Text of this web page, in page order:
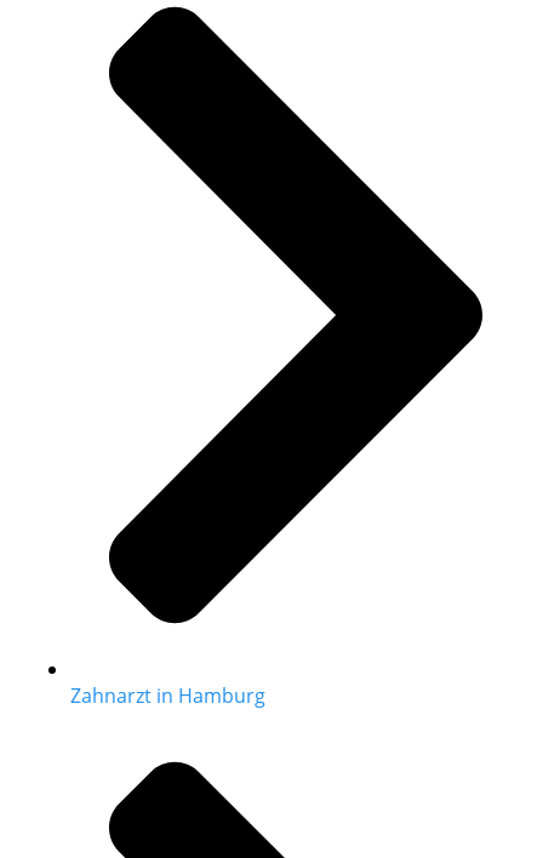
Zahnarzt in Hamburg